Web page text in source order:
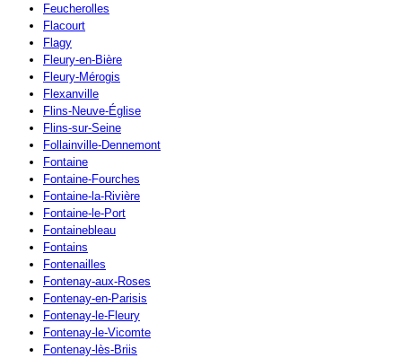
Feucherolles
Flacourt
Flagy
Fleury-en-Bière
Fleury-Mérogis
Flexanville
Flins-Neuve-Église
Flins-sur-Seine
Follainville-Dennemont
Fontaine
Fontaine-Fourches
Fontaine-la-Rivière
Fontaine-le-Port
Fontainebleau
Fontains
Fontenailles
Fontenay-aux-Roses
Fontenay-en-Parisis
Fontenay-le-Fleury
Fontenay-le-Vicomte
Fontenay-lès-Briis